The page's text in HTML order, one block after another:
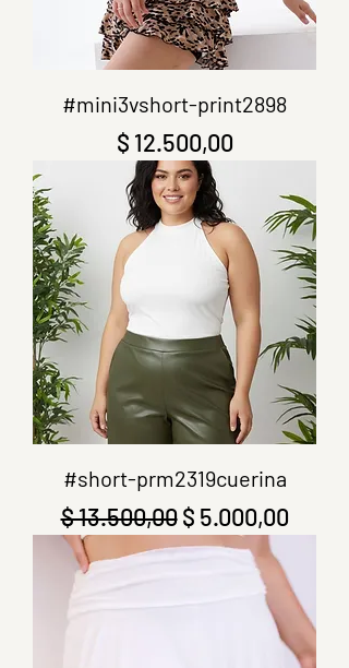
#mini3vshort-print2898
Precio
$ 12.500,00
#short-prm2319cuerina
Precio
$ 13.500,00 Precio de oferta
$ 5.000,00